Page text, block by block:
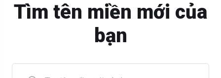
Tìm tên miền mới của
bạn